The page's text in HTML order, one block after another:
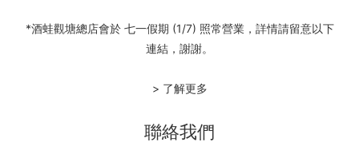
*酒蛙觀塘總店會於 七一假期 (1/7) 照常營業，詳情請留意以下
連結，謝謝。
> 了解更多
聯絡我們